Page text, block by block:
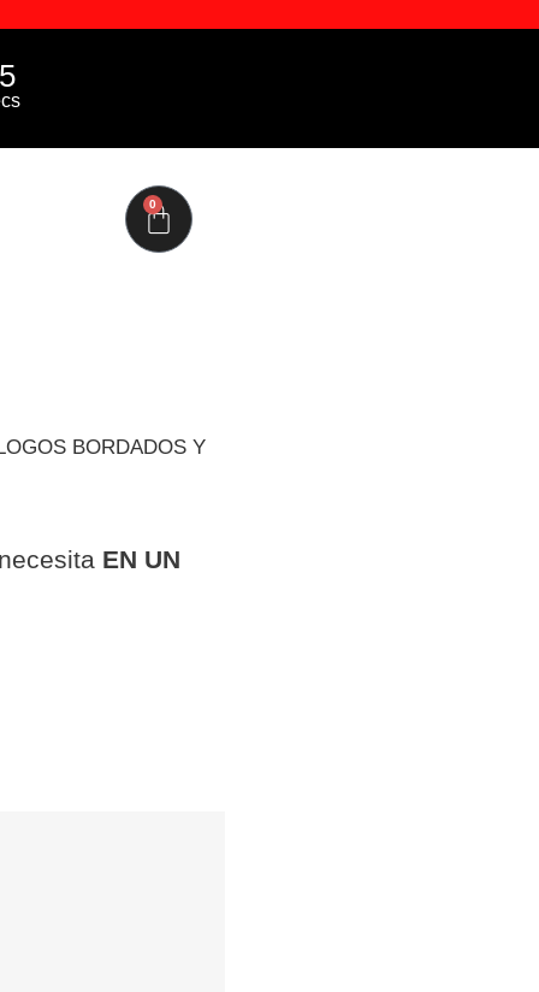
0
BORDADOS Y
EN UN